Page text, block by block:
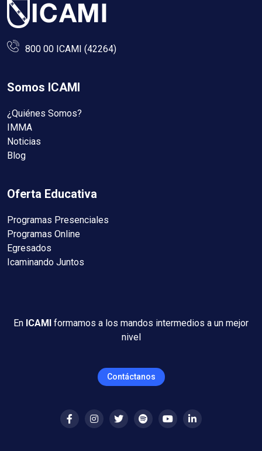
800 00 ICAMI (42264)
Somos ICAMI
¿Quiénes Somos?
IMMA
Noticias
Blog
Oferta Educativa
Programas Presenciales
Programas Online
Egresados
Icaminando Juntos
En ICAMI formamos a los mandos intermedios a un mejor
nivel
Contáctanos